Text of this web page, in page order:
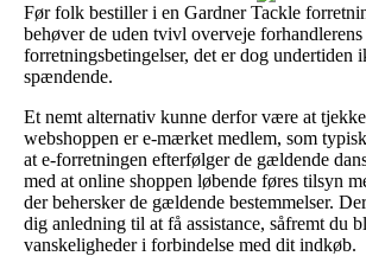
Før folk bestiller i en Gardner Tackle
behøver de uden tvivl overveje forhandlerens
forretningsbetingelser, det er dog undertiden
spændende.
Et nemt alternativ kunne derfor være at
webshoppen er e-mærket medlem, som
at e-forretningen efterfølger de gældende
med at online shoppen løbende føres tilsyn
der behersker de gældende bestemmelser.
dig anledning til at få assistance, såfremt du
vanskeligheder i forbindelse med dit indkøb.